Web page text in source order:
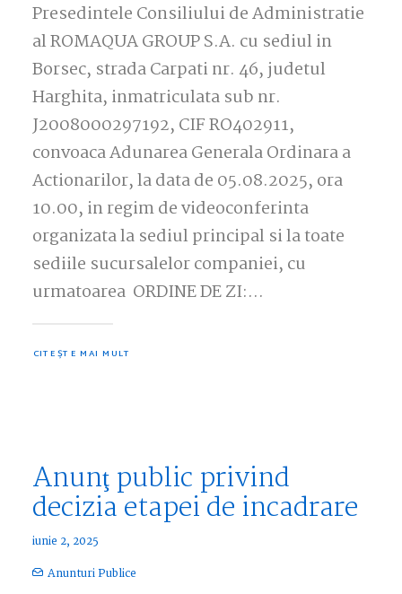
Presedintele Consiliului de Administratie
al ROMAQUA GROUP S.A. cu sediul in
Borsec, strada Carpati nr. 46, judetul
Harghita, inmatriculata sub nr.
J2008000297192, CIF RO402911,
convoaca Adunarea Generala Ordinara a
Actionarilor, la data de 05.08.2025, ora
10.00, in regim de videoconferinta
organizata la sediul principal si la toate
sediile sucursalelor companiei, cu
urmatoarea ORDINE DE ZI:…
CITEȘTE MAI MULT
Anunţ public privind
decizia etapei de incadrare
iunie 2, 2025
Anunturi Publice